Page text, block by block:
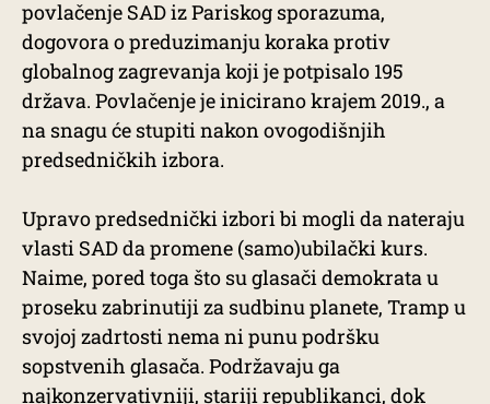
povlačenje SAD iz Pariskog sporazuma,
dogovora o preduzimanju koraka protiv
globalnog zagrevanja koji je potpisalo 195
država. Povlačenje je inicirano krajem 2019., a
na snagu će stupiti nakon ovogodišnjih
predsedničkih izbora.
Upravo predsednički izbori bi mogli da nateraju
vlasti SAD da promene (samo)ubilački kurs.
Naime, pored toga što su glasači demokrata u
proseku zabrinutiji za sudbinu planete, Tramp u
svojoj zadrtosti nema ni punu podršku
sopstvenih glasača. Podržavaju ga
najkonzervativniji, stariji republikanci, dok